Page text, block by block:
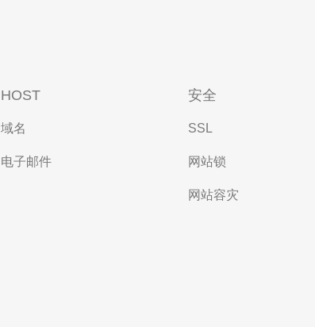
HOST
域名
电子邮件
安全
SSL
网站锁
网站容灾